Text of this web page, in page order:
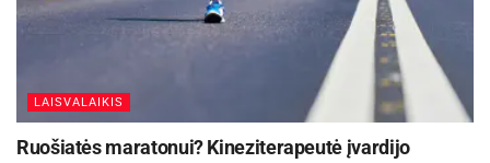
LAISVALAIKIS
Ruošiatės maratonui? Kineziterapeutė įvardijo